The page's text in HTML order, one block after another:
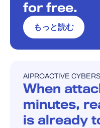
for free.
もっと読む
ブログ
AIPROACTIVE
When
minutes,
is already